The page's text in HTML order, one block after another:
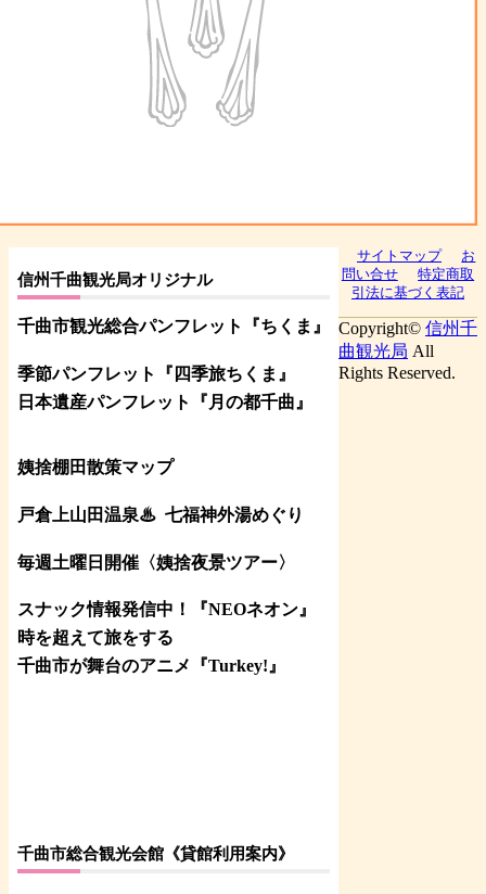
信州千曲観光局オリジナル
千曲市観光総合パンフレット 『ちくま 』
季節パンフレット『四季旅ちくま』
日本遺産パンフレット
『月の都千曲 』
姨捨棚田散策マップ
戸倉上山田温泉♨ 七福神外湯めぐり
毎週土曜日開催〈姨捨夜景ツアー〉
スナック情報発信中！『NEOネオン』
時を超えて旅をする
千曲市が舞台のアニメ『Turkey!』
千曲市総合観光会館《貸館利用案内》
サイトマップ
お
問い合せ
特定商取
引法に基づく表記
Copyright© 信州千
曲観光局 All
Rights Reserved.